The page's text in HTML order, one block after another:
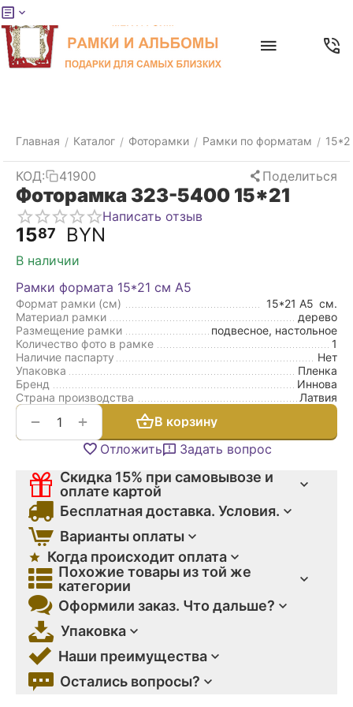
Главная / Каталог / Фоторамки / Рамки по форматам /
КОД: 41900 Поделиться
Фоторамка 323-5400 15*21
Написать отзыв
1587 BYN
В наличии
Рамки формата 15*21 см А5
Формат рамки (см) 15*21 А5 см.
Материал рамки
дерево
Размещение рамки
подвесное, настольное
Количество фото в рамке
1
Наличие паспарту
Нет
Упаковка
Пленка
Бренд
Иннова
Страна производства
Латвия
+
−
В корзину
Отложить
Задать вопрос
Скидка 15% при самовывозе и
оплате картой
Бесплатная доставка. Условия.
Варианты оплаты
Когда происходит оплата
Похожие товары из той же
категории
Оформили заказ. Что дальше?
Упаковка
Наши преимущества
Остались вопросы?
Меню
товары